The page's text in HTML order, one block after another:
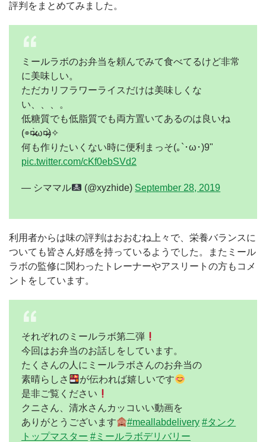
評判をまとめてみました。
ミールラボのお弁当を頼んでみて食べてるけど非常
に美味しい。
ただカリフラワーライスだけは美味しくな
い、、、。
低糖質でも低脂質でも両方置いてあるのは良いね
(⌯¤̴̶̷̀ω¤̴̶̷́)✧
何も作りたいくない時に便利まっそ(｡`･ω･)9"
pic.twitter.com/cKf0ebSVd2
— シママル (@xyzhide) September 28, 2019
利用者からは味の評判はおおむね上々で、栄養バランスに
ついても皆さん好感を持っているようでした。またミール
ラボの監修に関わったトレーナーやアスリートの方もコメ
ントをしています。
それぞれのミールラボ第二弾
今回はお弁当のお話しをしています。
たくさんの人にミールラボさんのお弁当の
素晴らしさ
が伝われば嬉しいです
是非ご覧ください
クニさん、清水さんカッコいい動画を
ありがとうございます
#meallabdelivery #タンク
トップマスター #ミールラボデリバリー